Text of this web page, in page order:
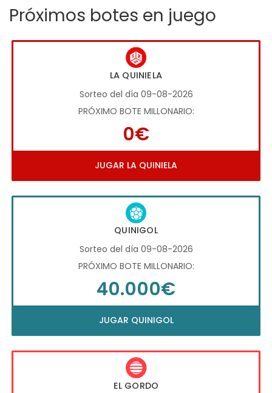
Próximos botes en juego
LA QUINIELA
Sorteo del día 09-08-2026
PRÓXIMO BOTE MILLONARIO:
0€
JUGAR LA QUINIELA
QUINIGOL
Sorteo del día 09-08-2026
PRÓXIMO BOTE MILLONARIO:
40.000€
JUGAR QUINIGOL
EL GORDO